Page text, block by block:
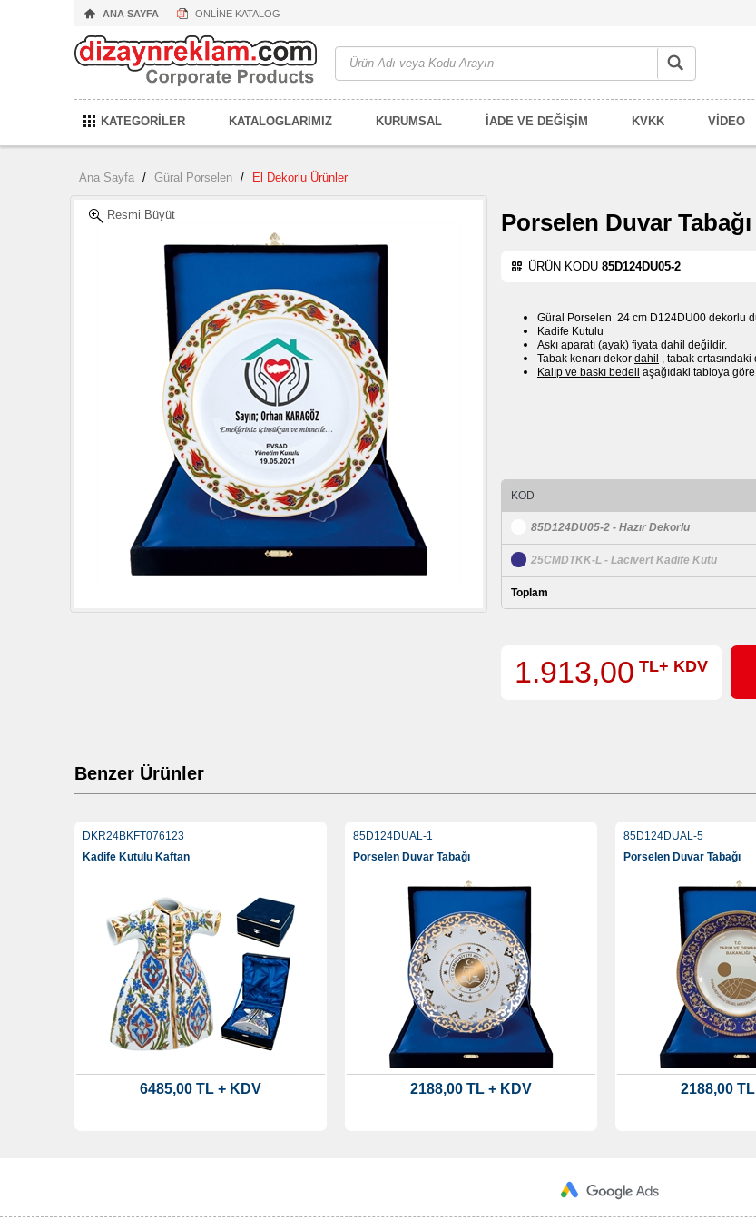
ANA SAYFA ONLİNE KATALOG
KATEGORİLER KATALOGLARIMIZ KURUMSAL İADE VE DEĞİŞİM KVKK VİDEO
Ana Sayfa / Güral Porselen / El Dekorlu Ürünler
Resmi Büyüt Porselen Duvar Tabağı
ÜRÜN KODU 85D124DU05-2
Güral Porselen 24 cm D124DU00 dekorlu
Kadife Kutulu
Askı aparatı (ayak) fiyata dahil değildir.
Tabak kenarı dekor dahil , tabak
Kalıp ve baskı bedeli aşağıdaki tabloya
KOD
85D124DU05-2 - Hazır Dekorlu
25CMDTKK-L - Lacivert Kadife Kutu
Toplam
1.913,00 TL+ KDV
Benzer Ürünler
DKR24BKFT076123
Kadife Kutulu Kaftan
6485,00 TL + KDV
85D124DUAL-1
Porselen Duvar Tabağı
2188,00 TL + KDV
85D124DUAL-5
Porselen Duvar Tabağı
2188,00